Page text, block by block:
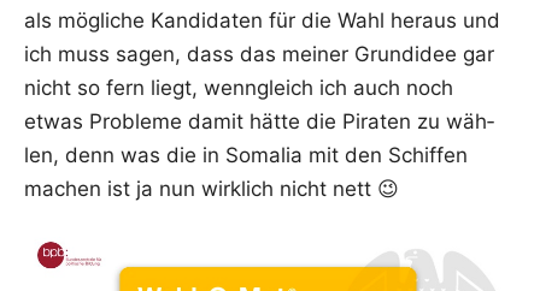
als mög­li­che Kan­di­da­ten für die Wahl her­aus und
ich muss sagen, dass das mei­ner Grund­idee gar
nicht so fern liegt, wenn­gleich ich auch noch
etwas Pro­ble­me damit hät­te die Pira­ten zu wäh­
len, denn was die in Soma­lia mit den Schif­fen
machen ist ja nun wirk­lich nicht nett 😉